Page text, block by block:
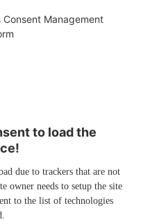
Consent Management
to load the
due to trackers that are not
owner needs to setup the site
to the list of technologies